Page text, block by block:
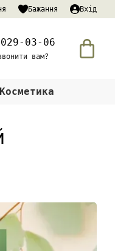
Бажання Вхід
03-06
вам?